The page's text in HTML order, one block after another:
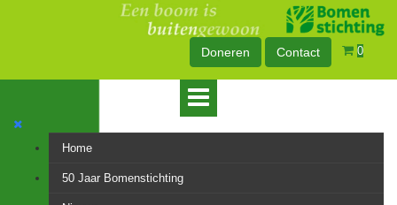
Doneren Contact 0
Home
50 Jaar Bomenstichting